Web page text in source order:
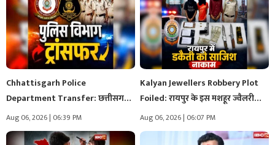
Chhattisgarh Police
Department Transfer: छत्तीसगढ़
में बड़ा तबादला, एक एसआई,…
Aug 06, 2026 | 06:39 PM
Kalyan Jewellers Robbery Plot
Foiled: रायपुर के इस मशहूर ज्वैलरी…
Aug 06, 2026 | 06:07 PM